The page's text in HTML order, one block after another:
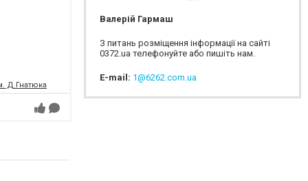
Д.Гнатюка
Валерій Гармаш
З питань розміщення інформації на сайті
0372.ua телефонуйте або пишіть нам.
E-mail: 1@6262.com.ua